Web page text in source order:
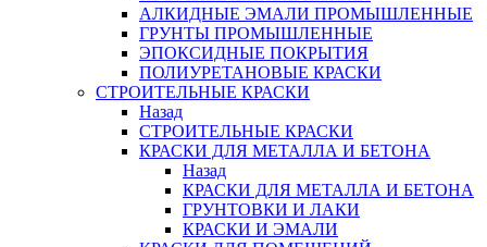
АЛКИДНЫЕ ЭМАЛИ ПРОМЫШЛЕННЫЕ
ГРУНТЫ ПРОМЫШЛЕННЫЕ
ЭПОКСИДНЫЕ ПОКРЫТИЯ
ПОЛИУРЕТАНОВЫЕ КРАСКИ
СТРОИТЕЛЬНЫЕ КРАСКИ
Назад
СТРОИТЕЛЬНЫЕ КРАСКИ
КРАСКИ ДЛЯ МЕТАЛЛА И БЕТОНА
Назад
КРАСКИ ДЛЯ МЕТАЛЛА И БЕТОНА
ГРУНТОВКИ И ЛАКИ
КРАСКИ И ЭМАЛИ